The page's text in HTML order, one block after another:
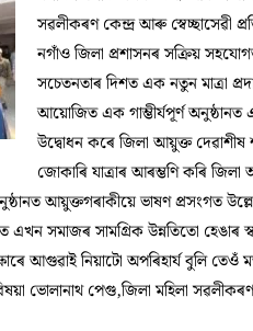
সৱলীকৰণ কেন্দ্ৰ আৰু স্বেচ্ছাসেৱী
নগাঁও জিলা প্ৰশাসনৰ সক্ৰিয়
সচেতনতাৰ দিশত এক নতুন মাত্ৰা
আয়োজিত এক গাম্ভীৰ্যপূৰ্ণ
উদ্বোধন কৰে জিলা আয়ুক্ত দেৱাশীষ
জোকাৰি যাত্ৰাৰ আৰম্ভণি কৰি
আয়ুক্তগৰাকীয়ে ভাষণ প্ৰসংগত
এখন সমাজৰ সামগ্ৰিক উন্নতিতো
আগুৱাই নিয়াটো অপৰিহাৰ্য বুলি
ভোলানাথ পেগু,জিলা মহিলা